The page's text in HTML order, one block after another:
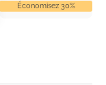
Économisez 30%